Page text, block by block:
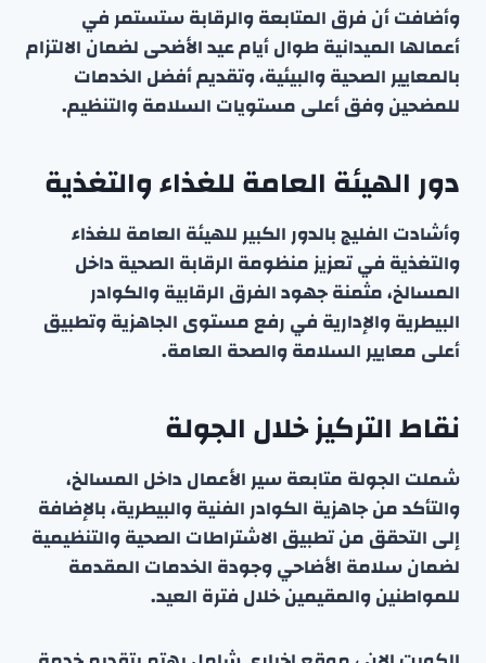
وأضافت أن فرق المتابعة والرقابة ستستمر في
أعمالها الميدانية طوال أيام عيد الأضحى لضمان الالتزام
بالمعايير الصحية والبيئية، وتقديم أفضل الخدمات
للمضحين وفق أعلى مستويات السلامة والتنظيم.
دور الهيئة العامة للغذاء والتغذية
وأشادت الفليج بالدور الكبير للهيئة العامة للغذاء
والتغذية في تعزيز منظومة الرقابة الصحية داخل
المسالخ، مثمنة جهود الفرق الرقابية والكوادر
البيطرية والإدارية في رفع مستوى الجاهزية وتطبيق
أعلى معايير السلامة والصحة العامة.
نقاط التركيز خلال الجولة
شملت الجولة متابعة سير الأعمال داخل المسالخ،
والتأكد من جاهزية الكوادر الفنية والبيطرية، بالإضافة
إلى التحقق من تطبيق الاشتراطات الصحية والتنظيمية
لضمان سلامة الأضاحي وجودة الخدمات المقدمة
للمواطنين والمقيمين خلال فترة العيد.